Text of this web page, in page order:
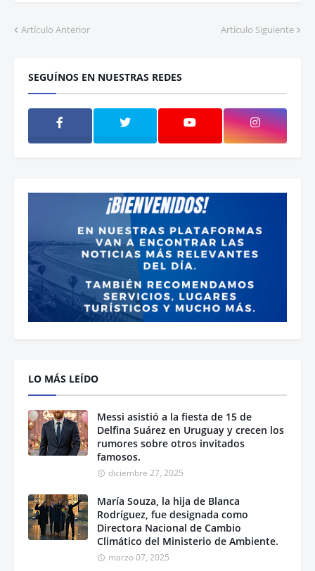
Artículo Anterior Artículo Siguiente
SEGUÍNOS EN NUESTRAS REDES
LO MÁS LEÍDO
Messi asistió a la fiesta de 15 de
Delfina Suárez en Uruguay y crecen los
rumores sobre otros invitados
famosos.
diciembre 27, 2025
María Souza, la hija de Blanca
Rodríguez, fue designada como
Directora Nacional de Cambio
Climático del Ministerio de Ambiente.
marzo 07, 2025